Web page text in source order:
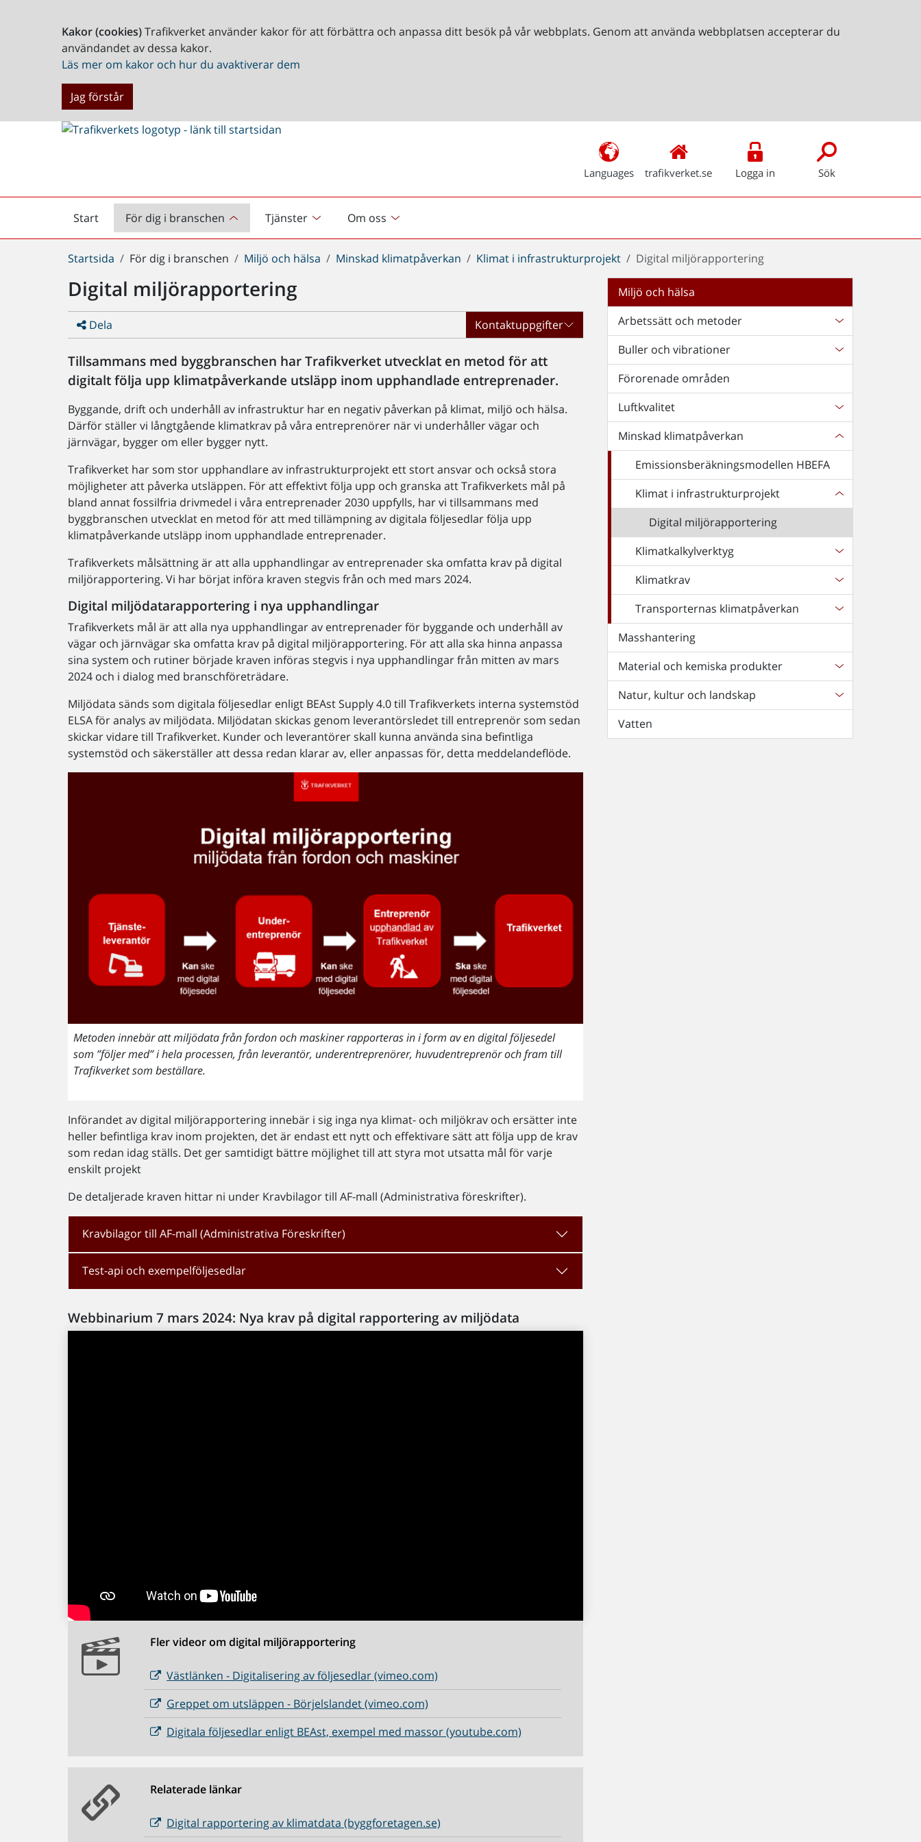
Kakor (cookies)Trafikverket använder kakor för att förbättra och anpassa ditt besök på vår webbplats. Genom att använda webbplatsen accepterar du
användandet av dessa kakor.
Läs mer om kakor och hur du avaktiverar dem
Jag förstår
Languages trafikverket.se Logga in Sök
Start
Startsida För dig i branschen Tjänster Om oss
Du
här:
Startsida För dig i branschen Miljö och hälsa Minskad klimatpåverkan Klimat i infrastrukturprojekt Digital miljörapportering
Digital miljörapportering
Dela Kontaktuppgifter
Tillsammans med byggbranschen har Trafikverket utvecklat en metod för att
digitalt följa upp klimatpåverkande utsläpp inom upphandlade entreprenader.
Byggande, drift och underhåll av infrastruktur har en negativ påverkan på klimat, miljö och hälsa.
Därför ställer vi långtgående klimatkrav på våra entreprenörer när vi underhåller vägar och
järnvägar, bygger om eller bygger nytt.
Trafikverket har som stor upphandlare av infrastrukturprojekt ett stort ansvar och också stora
möjligheter att påverka utsläppen. För att effektivt följa upp och granska att Trafikverkets mål på
bland annat fossilfria drivmedel i våra entreprenader 2030 uppfylls, har vi tillsammans med
byggbranschen utvecklat en metod för att med tillämpning av digitala följesedlar följa upp
klimatpåverkande utsläpp inom upphandlade entreprenader.
Trafikverkets målsättning är att alla upphandlingar av entreprenader ska omfatta krav på digital
miljörapportering. Vi har börjat införa kraven stegvis från och med mars 2024.
Digital miljödatarapportering i nya upphandlingar
Trafikverkets mål är att alla nya upphandlingar av entreprenader för byggande och underhåll av
vägar och järnvägar ska omfatta krav på digital miljörapportering. För att alla ska hinna anpassa
sina system och rutiner började kraven införas stegvis i nya upphandlingar från mitten av mars
2024 och i dialog med branschföreträdare.
Miljödata sänds som digitala följesedlar enligt BEAst Supply 4.0 till Trafikverkets interna systemstöd
ELSA för analys av miljödata. Miljödatan skickas genom leverantörsledet till entreprenör som sedan
skickar vidare till Trafikverket. Kunder och leverantörer skall kunna använda sina befintliga
systemstöd och säkerställer att dessa redan klarar av, eller anpassas för, detta meddelandeflöde.
Metoden innebär att miljödata från fordon och maskiner rapporteras in i form av en digital följesedel
som ”följer med” i hela processen, från leverantör, underentreprenörer, huvudentreprenör och fram till
Trafikverket som beställare.
Införandet av digital miljörapportering innebär i sig inga nya klimat- och miljökrav och ersätter inte
heller befintliga krav inom projekten, det är endast ett nytt och effektivare sätt att följa upp de krav
som redan idag ställs. Det ger samtidigt bättre möjlighet till att styra mot utsatta mål för varje
enskilt projekt
De detaljerade kraven hittar ni under Kravbilagor till AF-mall (Administrativa föreskrifter).
Kravbilagor till AF-mall (Administrativa Föreskrifter)
Test-api och exempelföljesedlar
Webbinarium 7 mars 2024: Nya krav på digital rapportering av miljödata
Fler videor om digital miljörapportering
Västlänken - Digitalisering av följesedlar (vimeo.com)
Greppet om utsläppen - Börjelslandet (vimeo.com)
Digitala följesedlar enligt BEAst, exempel med massor (youtube.com)
Relaterade länkar
Digital rapportering av klimatdata (byggforetagen.se)
Miljö och hälsa
Arbetssätt och metoder
Buller och vibrationer
Förorenade områden
Luftkvalitet
Minskad klimatpåverkan
Emissionsberäkningsmodellen HBEFA
Klimat i infrastrukturprojekt
Digital miljörapportering
Klimatkalkylverktyg
Klimatkrav
Transporternas klimatpåverkan
Masshantering
Material och kemiska produkter
Natur, kultur och landskap
Vatten